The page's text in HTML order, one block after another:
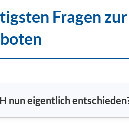
Fragen
nun eigentlich